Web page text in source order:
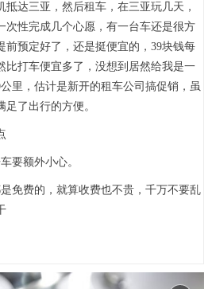
达三亚，然后租车，在三亚玩几天，
次性完成几个心愿，有一台车还是很方
前预定好了，还是挺便宜的，39块钱每
比打车便宜多了，没想到居然给我是一
里，估计是新开的租车公司搞促销，虽
了出行的方便。
额外小心。
费的，就算收费也不贵，千万不要乱